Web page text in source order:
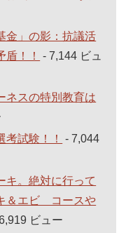
金」の影：抗議活
！！
- 7,144 ビュ
ネスの特別教育は
試験！！
- 7,044
キ。絶対に行って
＆エビ コースや
ビュー